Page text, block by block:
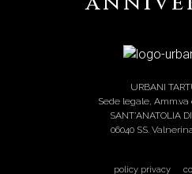
URBANI
Sede legale,
SANT’ANATOLIA
06040 SS.
policy privacy